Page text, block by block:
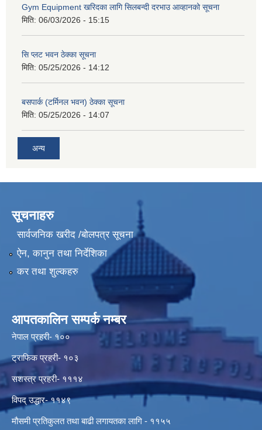
Gym Equipment खरिदका लागि सिलबन्दी दरभाउ आव्हानको सूचना
मिति: 06/03/2026 - 15:15
सि प्लट भवन ठेक्का सूचना
मिति: 05/25/2026 - 14:12
बसपार्क (टर्मिनल भवन) ठेक्का सूचना
मिति: 05/25/2026 - 14:07
अन्य
सूचनाहरु
सार्वजनिक खरीद /बोलपत्र सूचना
ऐन, कानुन तथा निर्देशिका
कर तथा शुल्कहरु
आपतकालिन सम्पर्क नम्बर
नेपाल प्रहरी- १००
ट्राफिक प्रहरी- १०३
सशस्त्र प्रहरी- १११४
विपद् उद्धार- ११४९
मौसमी प्रतिकुलत तथा बाढी लगायतका लागि - ११५५